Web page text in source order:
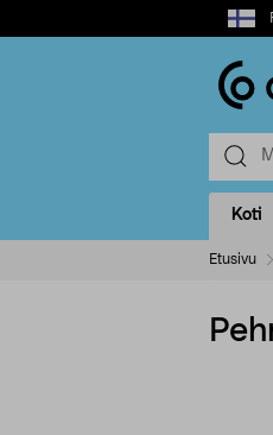
Select
market
Koti
Etusivu